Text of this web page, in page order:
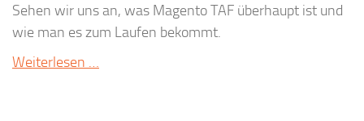
Sehen wir uns an, was Magento TAF überhaupt ist und
wie man es zum Laufen bekommt.
Weiterlesen …